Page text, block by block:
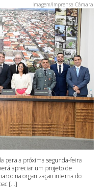
Imagem/Imprensa Câmara
para a próxima segunda-feira
apreciar um projeto de
na organização interna do
[...]